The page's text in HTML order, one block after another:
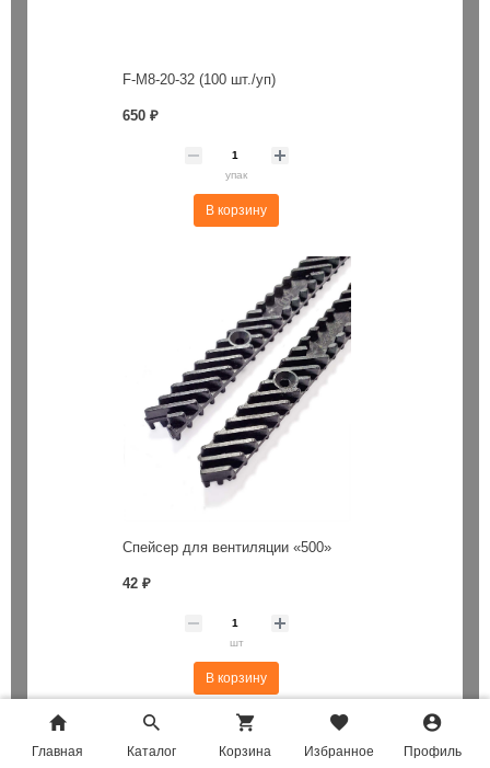
F-M8-20-32 (100 шт./уп)
650 ₽
упак
В корзину
Спейсер для вентиляции «500»
42 ₽
шт
В корзину
Главная Каталог Корзина Избранное Профиль
Главная Каталог Корзина Избранное Профиль